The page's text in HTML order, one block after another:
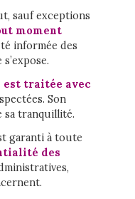
sauf exceptions
moment
informée des
est traitée avec
Son
sa tranquillité.
garanti à toute
des